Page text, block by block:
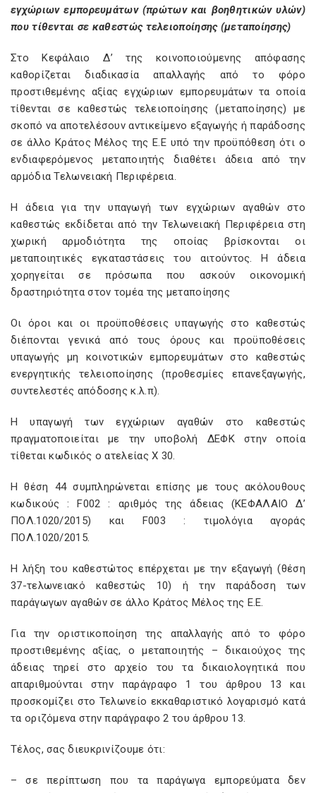
εγχώριων εμπορευμάτων (πρώτων και βοηθητικών υλών)
που τίθενται σε καθεστώς τελειοποίησης (μεταποίησης)
Στο Κεφάλαιο Δ’ της κοινοποιούμενης απόφασης
καθορίζεται διαδικασία απαλλαγής από το φόρο
προστιθεμένης αξίας εγχώριων εμπορευμάτων τα οποία
τίθενται σε καθεστώς τελειοποίησης (μεταποίησης) με
σκοπό να αποτελέσουν αντικείμενο εξαγωγής ή παράδοσης
σε άλλο Κράτος Μέλος της Ε.Ε υπό την προϋπόθεση ότι ο
ενδιαφερόμενος μεταποιητής διαθέτει άδεια από την
αρμόδια Τελωνειακή Περιφέρεια.
Η άδεια για την υπαγωγή των εγχώριων αγαθών στο
καθεστώς εκδίδεται από την Τελωνειακή Περιφέρεια στη
χωρική αρμοδιότητα της οποίας βρίσκονται οι
μεταποιητικές εγκαταστάσεις του αιτούντος. Η άδεια
χορηγείται σε πρόσωπα που ασκούν οικονομική
δραστηριότητα στον τομέα της μεταποίησης
Οι όροι και οι προϋποθέσεις υπαγωγής στο καθεστώς
διέπονται γενικά από τους όρους και προϋποθέσεις
υπαγωγής μη κοινοτικών εμπορευμάτων στο καθεστώς
ενεργητικής τελειοποίησης (προθεσμίες επανεξαγωγής,
συντελεστές απόδοσης κ.λ.π).
Η υπαγωγή των εγχώριων αγαθών στο καθεστώς
πραγματοποιείται με την υποβολή ΔΕΦΚ στην οποία
τίθεται κωδικός ο ατελείας Χ 30.
H θέση 44 συμπληρώνεται επίσης με τους ακόλουθους
κωδικούς : F002 : αριθμός της άδειας (ΚΕΦΑΛΑΙΟ Δ’
ΠΟΛ.1020/2015) και F003 : τιμολόγια αγοράς
ΠΟΛ.1020/2015.
Η λήξη του καθεστώτος επέρχεται με την εξαγωγή (θέση
37-τελωνειακό καθεστώς 10) ή την παράδοση των
παράγωγων αγαθών σε άλλο Κράτος Μέλος της Ε.Ε.
Για την οριστικοποίηση της απαλλαγής από το φόρο
προστιθεμένης αξίας, ο μεταποιητής – δικαιούχος της
άδειας τηρεί στο αρχείο του τα δικαιολογητικά που
απαριθμούνται στην παράγραφο 1 του άρθρου 13 και
προσκομίζει στο Τελωνείο εκκαθαριστικό λογαρισμό κατά
τα οριζόμενα στην παράγραφο 2 του άρθρου 13.
Τέλος, σας διευκρινίζουμε ότι:
– σε περίπτωση που τα παράγωγα εμπορεύματα δεν